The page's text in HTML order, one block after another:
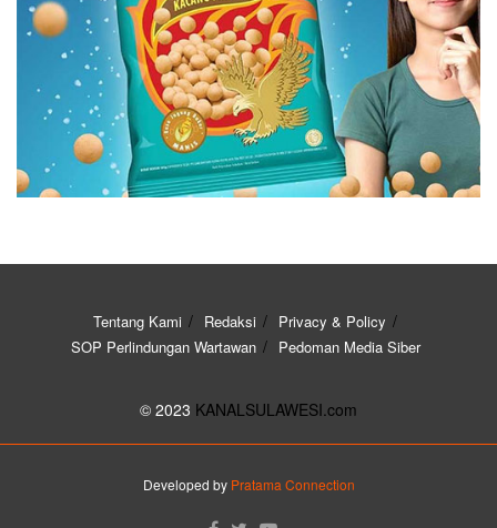
Tentang Kami Redaksi
Privacy & Policy
SOP Perlindungan Wartawan
Pedoman Media Siber
© 2023 KANALSULAWESI.com
Developed by Pratama Connection